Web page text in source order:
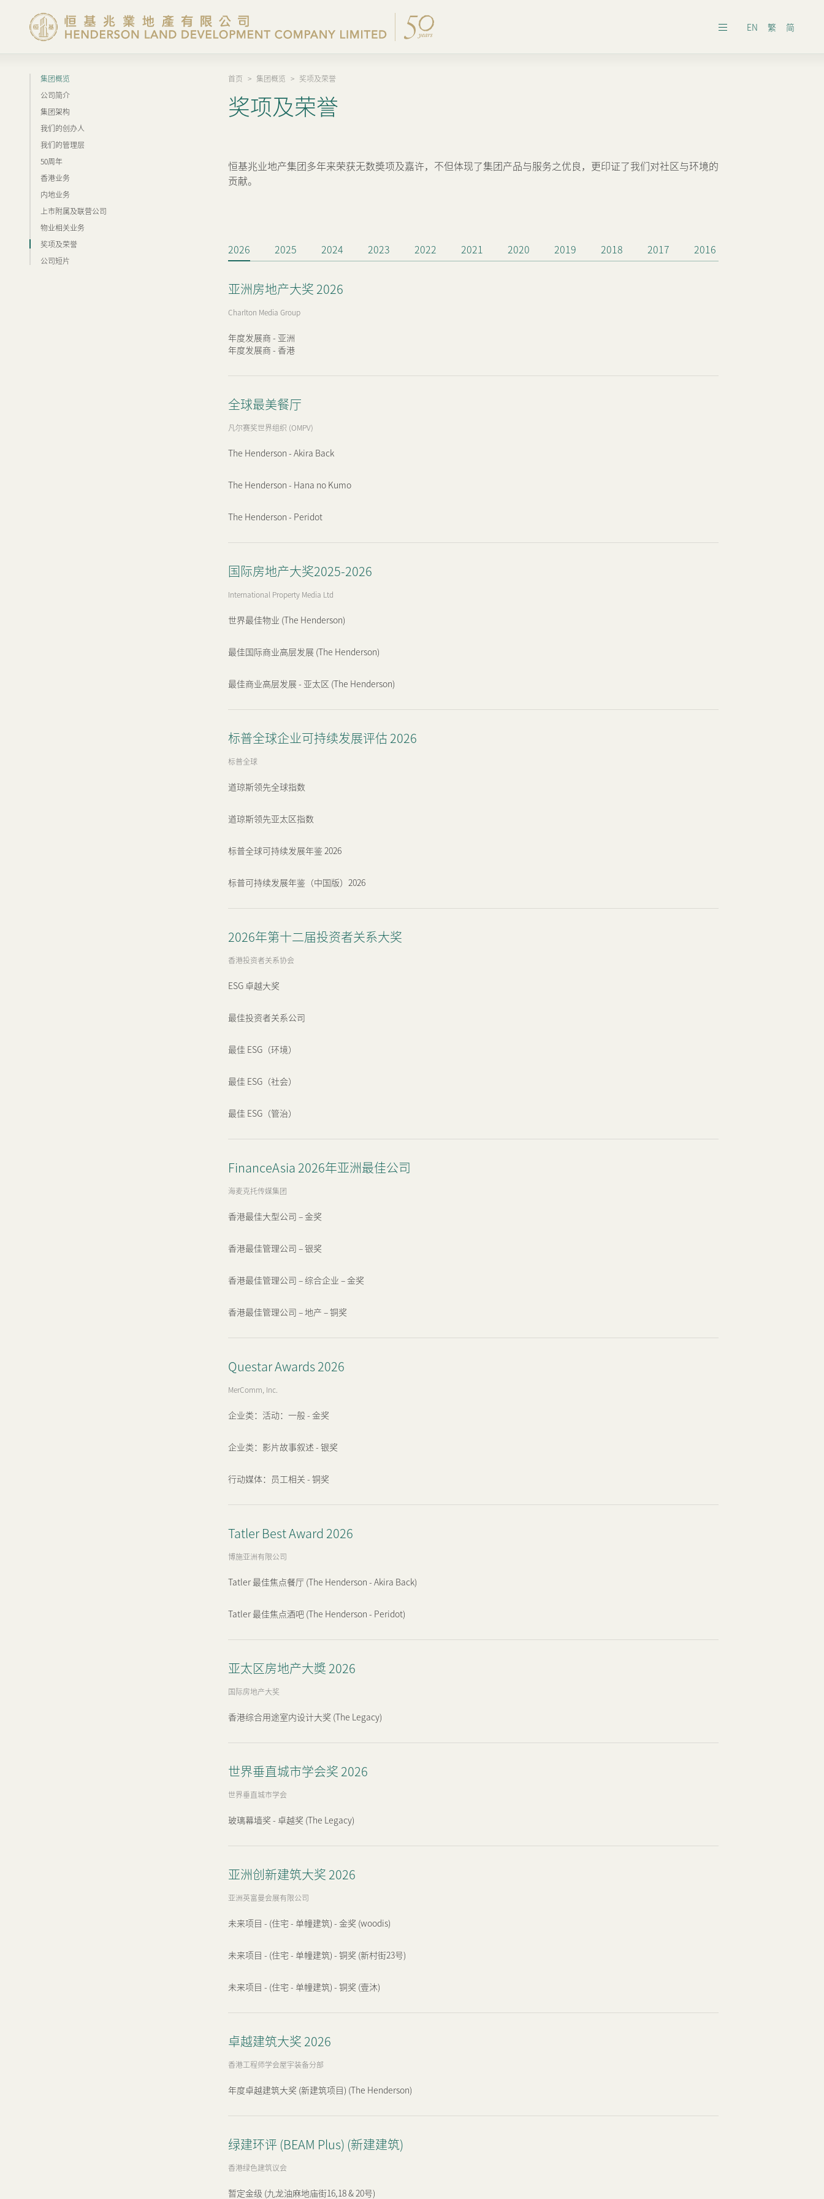
EN 繁 简
我们的管理层
上市附属及联营公司
业绩简报
通告(补发遗失股票)
出租物业总表
内地物业
集团概览
公司简介
集团架构
我们的创办人
我们的管理层
50周年
香港业务
内地业务
上市附属及联营公司
物业相关业务
奖项及荣誉
公司短片
首页 > 集团概览 > 奖项及荣誉
奖项及荣誉
恒基兆业地产集团多年来荣获无数奬项及嘉许，不但体现了集团产品与服务之优良，更印证了我们对社区与环境的
贡献。
2026 2025 2024 2023 2022 2021 2020 2019 2018 2017 2016
亚洲房地产大奖 2026
Charlton Media Group
年度发展商 - 亚洲
年度发展商 - 香港
全球最美餐厅
凡尔赛奖世界组织 (OMPV)
The Henderson - Akira Back
The Henderson - Hana no Kumo
The Henderson - Peridot
国际房地产大奖2025-2026
International Property Media Ltd
世界最佳物业 (The Henderson)
最佳国际商业高层发展 (The Henderson)
最佳商业高层发展 - 亚太区 (The Henderson)
标普全球企业可持续发展评估 2026
标普全球
道琼斯领先全球指数
道琼斯领先亚太区指数
标普全球可持续发展年鉴 2026
标普可持续发展年鉴（中国版）2026
2026年第十二届投资者关系大奖
香港投资者关系协会
ESG 卓越大奖
最佳投资者关系公司
最佳 ESG（环境）
最佳 ESG（社会）
最佳 ESG（管治）
FinanceAsia 2026年亚洲最佳公司
海麦克托传媒集团
香港最佳大型公司 – 金奖
香港最佳管理公司 – 银奖
香港最佳管理公司 – 综合企业 – 金奖
香港最佳管理公司 – 地产 – 铜奖
Questar Awards 2026
MerComm, Inc.
企业类：活动：一般 - 金奖
企业类：影片故事叙述 - 银奖
行动媒体：员工相关 - 铜奖
Tatler Best Award 2026
博施亚洲有限公司
Tatler 最佳焦点餐厅 (The Henderson - Akira Back)
Tatler 最佳焦点酒吧 (The Henderson - Peridot)
亚太区房地产大奬 2026
国际房地产大奖
香港综合用途室内设计大奖 (The Legacy)
世界垂直城市学会奖 2026
世界垂直城市学会
玻璃幕墙奖 - 卓越奖 (The Legacy)
亚洲创新建筑大奖 2026
亚洲英富曼会展有限公司
未来项目 - (住宅 - 单幢建筑) - 金奖 (woodis)
未来项目 - (住宅 - 单幢建筑) - 铜奖 (新村街23号)
未来项目 - (住宅 - 单幢建筑) - 铜奖 (壹沐)
卓越建筑大奖 2026
香港工程师学会屋宇装备分部
年度卓越建筑大奖 (新建筑项目) (The Henderson)
绿建环评 (BEAM Plus) (新建建筑)
香港绿色建筑议会
暂定金级 (九龙油麻地庙街16,18 & 20号)